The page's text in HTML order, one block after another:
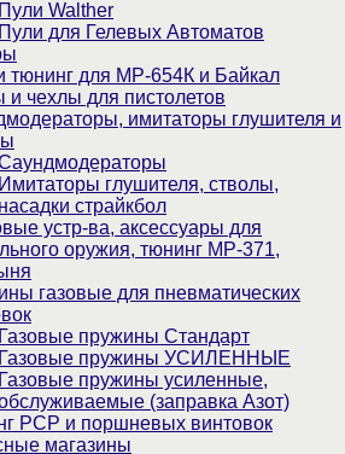
Пули Walther
Пули для Гелевых Автоматов
тюнинг для МР-654К и Байкал
и чехлы для пистолетов
имитаторы глушителя и
Имитаторы глушителя, стволы,
насадки страйкбол
устр-ва, аксессуары для
оружия, тюнинг МР-371,
газовые для пневматических
Газовые пружины Стандарт
Газовые пружины УСИЛЕННЫЕ
Газовые пружины усиленные,
(заправка Азот)
PCP и поршневых винтовок
магазины